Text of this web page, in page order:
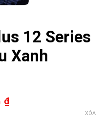
12 Series
Xanh
₫
XÓA